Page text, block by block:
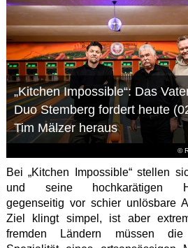
©
„Kitchen Impossible“: Das
Duo Stemberg fordert heute
Tim Mälzer heraus
Bei „Kitchen Impossible“ stellen
und seine hochkarätigen
gegenseitig vor schier unlösbare
Ziel klingt simpel, ist aber
fremden Ländern müssen